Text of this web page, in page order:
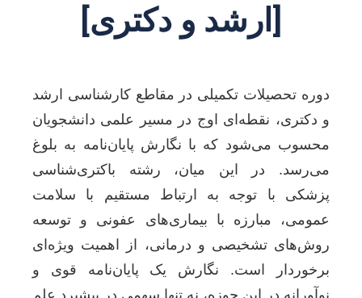
[ارشد و دکتری]
دوره تحصیلات تکمیلی در مقاطع کارشناسی ارشد
و دکتری، نقطه‌ای اوج در مسیر علمی دانشجویان
محسوب می‌شود که با نگارش پایان‌نامه به بلوغ
می‌رسد. در این میان، رشته باکتری‌شناسی
پزشکی با توجه به ارتباط مستقیم با سلامت
عمومی، مبارزه با بیماری‌های عفونی و توسعه
روش‌های تشخیصی و درمانی، از اهمیت ویژه‌ای
برخوردار است. نگارش یک پایان‌نامه قوی و
نوآورانه در این حوزه، نه تنها سهمی در پیشبرد علم